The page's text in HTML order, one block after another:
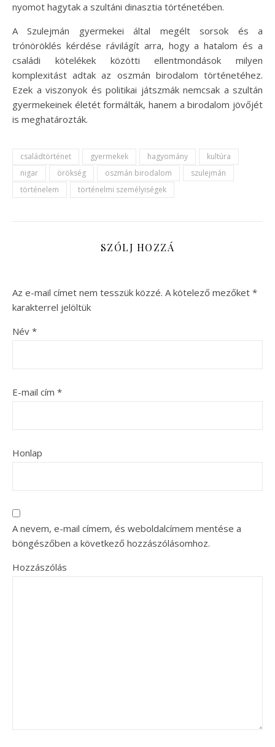
nyomot hagytak a szultáni dinasztia történetében.
A Szulejmán gyermekei által megélt sorsok és a
trónöröklés kérdése rávilágít arra, hogy a hatalom és a
családi kötelékek közötti ellentmondások milyen
komplexitást adtak az oszmán birodalom történetéhez.
Ezek a viszonyok és politikai játszmák nemcsak a szultán
gyermekeinek életét formálták, hanem a birodalom jövőjét
is meghatározták.
családtörténet gyermekek hagyomány
kultúra
nigar
örökség oszmán birodalom
szulejmán
történelem
történelmi személyiségek
SZÓLJ HOZZÁ
Az e-mail címet nem tesszük közzé. A kötelező mezőket *
karakterrel jelöltük
Név *
E-mail cím *
Honlap
A nevem, e-mail címem, és weboldalcímem mentése a
böngészőben a következő hozzászólásomhoz.
Hozzászólás